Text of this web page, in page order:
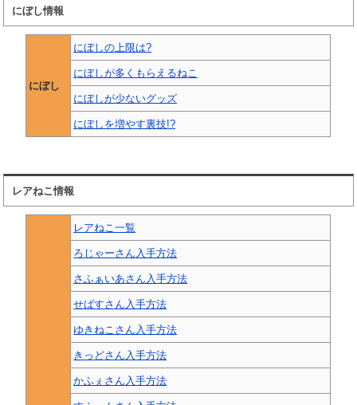
にぼし情報
にぼし
にぼしの上限は?
にぼしが多くもらえるねこ
にぼしが少ないグッズ
にぼしを増やす裏技!?
レアねこ情報
レアねこ一覧
ろじゃーさん入手方法
さふぁいあさん入手方法
せばすさん入手方法
ゆきねこさん入手方法
きっどさん入手方法
かふぇさん入手方法